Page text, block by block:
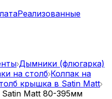
Реализованные
Дымники (флюгарка)
на столб Колпак на
крышка в Satin Matt
Matt 80-395мм